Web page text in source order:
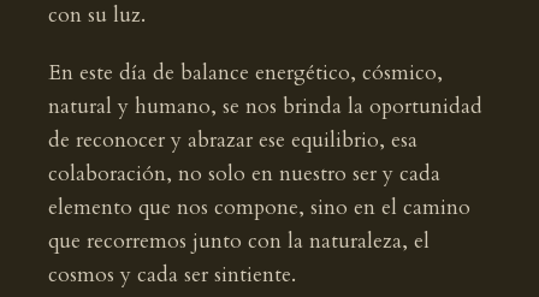
con su luz.
En este día de balance energético, cósmico,
natural y humano, se nos brinda la oportunidad
de reconocer y abrazar ese equilibrio, esa
colaboración, no solo en nuestro ser y cada
elemento que nos compone, sino en el camino
que recorremos junto con la naturaleza, el
cosmos y cada ser sintiente.